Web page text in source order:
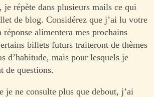
je répète dans plusieurs mails ce qui
de blog. Considérez que j’ai lu votre
alimentera mes prochains
billets futurs traiteront de thèmes
d’habitude, mais pour lesquels je
de questions.
je ne consulte plus que debout, j’ai